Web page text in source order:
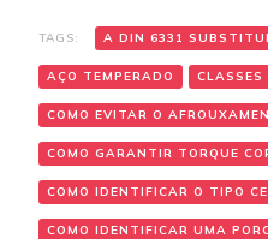
TAGS: A DIN 6331
AÇO TEMPERADO CLASSES
COMO EVITAR O
COMO GARANTIR TORQUE
COMO IDENTIFICAR O TIPO
COMO IDENTIFICAR UMA